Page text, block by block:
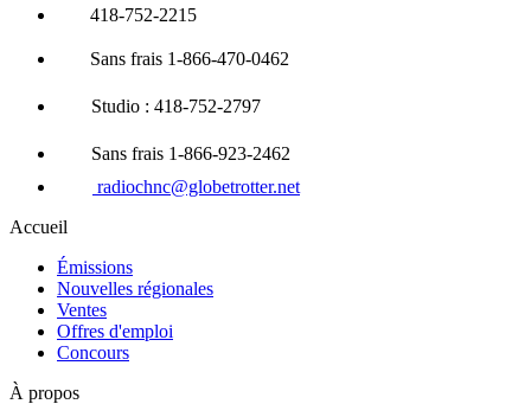
418-752-2215
Sans frais 1-866-470-0462
Studio : 418-752-2797
Sans frais 1-866-923-2462
radiochnc@globetrotter.net
Accueil
Émissions
Nouvelles régionales
Ventes
Offres d'emploi
Concours
À propos